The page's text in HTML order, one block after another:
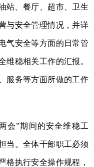
站、餐厅、超市、卫生
与安全管理情况，并详
气安全等方面的日常管
维稳相关工作的汇报。
服务等方面所做的工作
会”期间的安全维稳工
当。全体干部职工必须
格执行安全操作规程，